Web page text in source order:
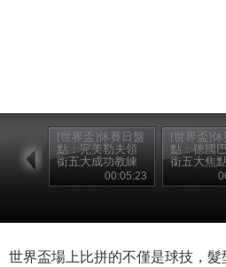
[世界盃]休賽日盤
點：完美勒夫領
銜五大成功教練
00:05:23
[世界盃]休
點：德國
銜五大焦
世界盃場上比拼的不僅是球技，